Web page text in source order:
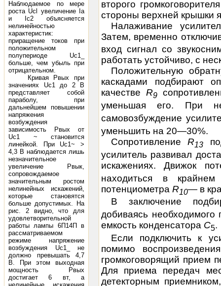
Наблюдаемое по мере
роста Ucl увеличение Iа
и Iс2 объясняется
нелинейностью
характеристик:
приращение токов при
положительном
полупериоде Uс1_
больше, чем убыль при
отрицательном.
Кривая Рвых при
значениях Uc1 до 2 В
представляет собой
параболу, при
дальнейшем повышении
напряжения
возбуждения
зависимость Рвых от
Uc1 ~ становится
линейкой. При Uс1~ >
4,3 В наблюдается лишь
незначительное
увеличение Рвык,
сопровождаемое
значительным ростом
нелинейных искажений,
которые становятся
больше допустимых. На
рис. 2 видно, что для
удовлетворительной
работы лампы 6П14П в
рассматриваемом
режиме напряжение
возбуждения Uс1_ не
должно превышать 4,7
В. При этом выходная
мощность Рвых
достигает 6 вт, а
второго
стороны верхней крышки
Налаживание
Затем, временно
вход сигнал со
работать устойчиво, с
Положительную
каскадами подбирают
качествеR9
уменьшая его. При
самовозбуждение
уменьшить на 20—30%.
СопротивлениеR13
усилитель развивал
искажениях. Движок
находиться в
потенциометра R10— в
В заключение
добиваясь
емкость конденсатора С5.
Если подключить к
помимо
громкоговорящий прием
Для приема передач
детекторным